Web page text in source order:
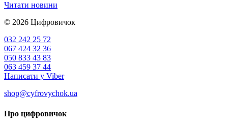
Читати новини
© 2026 Цифровичок
032 242 25 72
067 424 32 36
050 833 43 83
063 459 37 44
Написати у Viber
shop@cyfrovychok.ua
Про цифровичок